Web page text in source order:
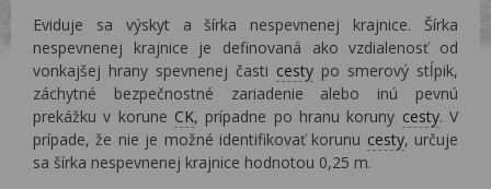
Eviduje sa výskyt a šírka nespevnenej krajnice. Šírka
nespevnenej krajnice je definovaná ako vzdialenosť od
vonkajšej hrany spevnenej časti cesty po smerový stĺpik,
záchytné bezpečnostné zariadenie alebo inú pevnú
prekážku v korune CK, prípadne po hranu koruny cesty. V
prípade, že nie je možné identifikovať korunu cesty, určuje
sa šírka nespevnenej krajnice hodnotou 0,25 m.